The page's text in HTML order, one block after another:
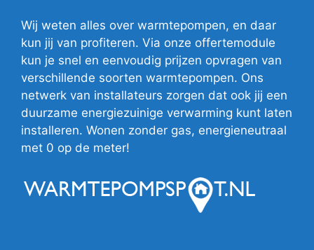
Wij weten alles over warmtepompen, en daar
kun jij van profiteren. Via onze offertemodule
kun je snel en eenvoudig prijzen opvragen van
verschillende soorten warmtepompen. Ons
netwerk van installateurs zorgen dat ook jij een
duurzame energiezuinige verwarming kunt laten
installeren. Wonen zonder gas, energieneutraal
met 0 op de meter!